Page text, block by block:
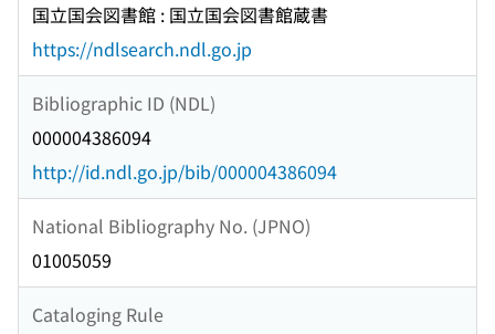
国立国会図書館 : 国立国会図書館蔵書
https://ndlsearch.ndl.go.jp
Bibliographic ID (NDL)
000004386094
http://id.ndl.go.jp/bib/000004386094
National Bibliography No. (JPNO)
01005059
Cataloging Rule